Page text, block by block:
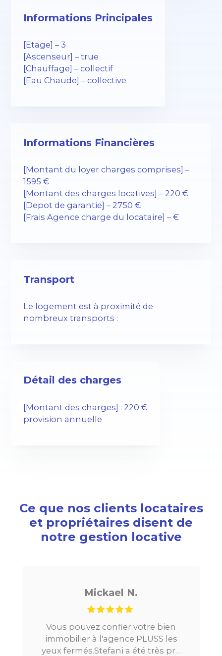
Informations Principales
[Etage] – 3
[Ascenseur] – true
[Chauffage] – collectif
[Eau Chaude] – collective
Informations Financières
[Montant du loyer charges comprises] –
1595 €
[Montant des charges locatives] – 220 €
[Depot de garantie] – 2750 €
[Frais Agence charge du locataire] – €
Transport
Le logement est à proximité de
nombreux transports :
Détail des charges
[Montant des charges] : 220 €
provision annuelle
Ce que nos clients locataires
et propriétaires disent de
notre gestion locative
Mickael N.
Vous pouvez confier votre bien
immobilier à l'agence PLUSS les
yeux fermés.Stefani a été très pro